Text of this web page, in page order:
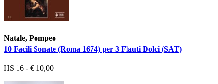
Natale, Pompeo
10 Facili Sonate (Roma 1674) per 3 Flauti Dolci (SAT)
HS 16 - € 10,00